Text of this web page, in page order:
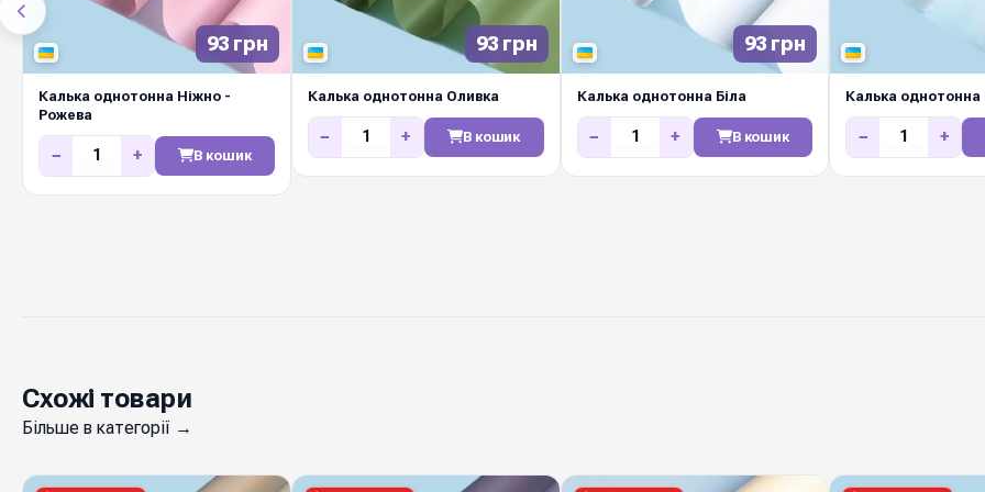
маркетів і
93 грн
Калька однотонна Ніжно -
Рожева
− + В кошик
93 грн
Калька однотонна Оливка
− + В кошик
93 грн
Калька однотонна Біла
− + В кошик
Калька
− +
Схожі товари
Більше в категорії →